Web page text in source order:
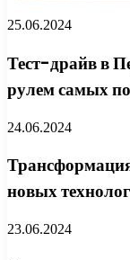
25.06.2024
Тест-драйв в
рулем самых
24.06.2024
новых
23.06.2024